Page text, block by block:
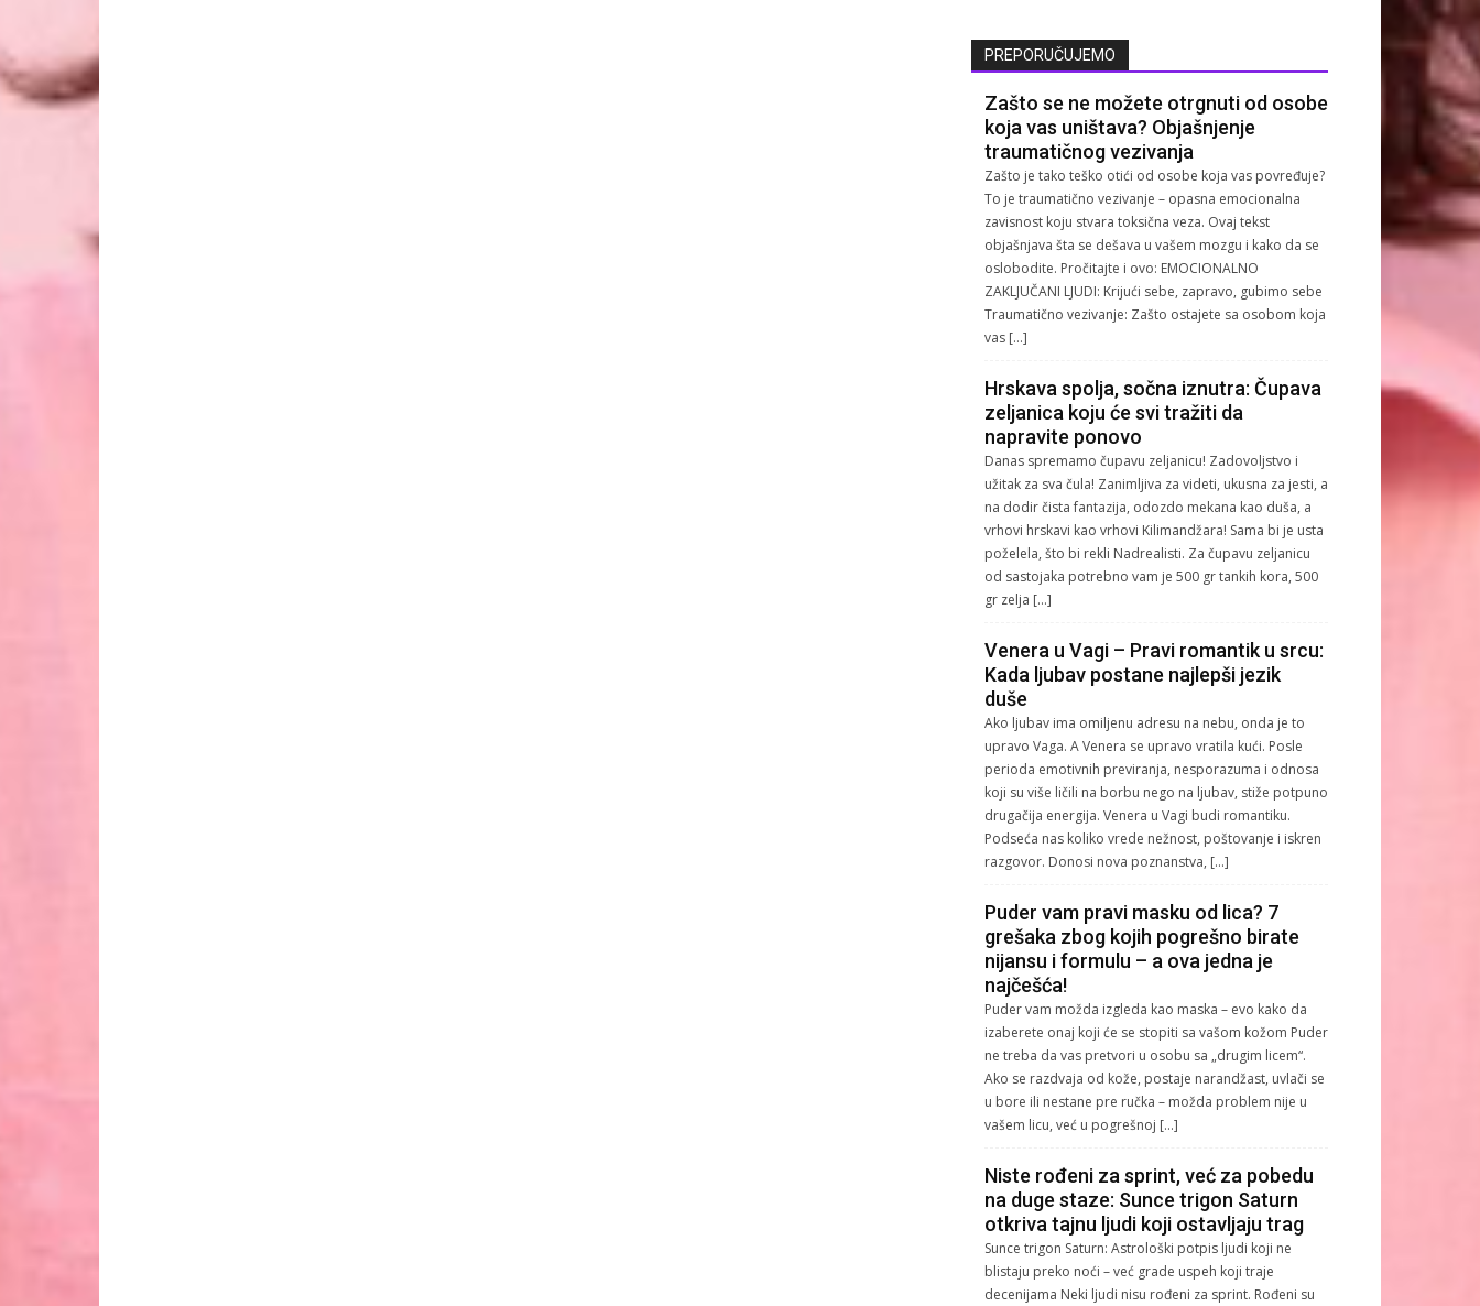
PREPORUČUJEMO
Zašto se ne možete otrgnuti od osobe
koja vas uništava? Objašnjenje
traumatičnog vezivanja
Zašto je tako teško otići od osobe koja vas povređuje?
To je traumatično vezivanje – opasna emocionalna
zavisnost koju stvara toksična veza. Ovaj tekst
objašnjava šta se dešava u vašem mozgu i kako da se
oslobodite. Pročitajte i ovo: EMOCIONALNO
ZAKLJUČANI LJUDI: Krijući sebe, zapravo, gubimo sebe
Traumatično vezivanje: Zašto ostajete sa osobom koja
vas […]
Hrskava spolja, sočna iznutra: Čupava
zeljanica koju će svi tražiti da
napravite ponovo
Danas spremamo čupavu zeljanicu! Zadovoljstvo i
užitak za sva čula! Zanimljiva za videti, ukusna za jesti, a
na dodir čista fantazija, odozdo mekana kao duša, a
vrhovi hrskavi kao vrhovi Kilimandžara! Sama bi je usta
poželela, što bi rekli Nadrealisti. Za čupavu zeljanicu
od sastojaka potrebno vam je 500 gr tankih kora, 500
gr zelja […]
Venera u Vagi – Pravi romantik u srcu:
Kada ljubav postane najlepši jezik
duše
Ako ljubav ima omiljenu adresu na nebu, onda je to
upravo Vaga. A Venera se upravo vratila kući. Posle
perioda emotivnih previranja, nesporazuma i odnosa
koji su više ličili na borbu nego na ljubav, stiže potpuno
drugačija energija. Venera u Vagi budi romantiku.
Podseća nas koliko vrede nežnost, poštovanje i iskren
razgovor. Donosi nova poznanstva, […]
Puder vam pravi masku od lica? 7
grešaka zbog kojih pogrešno birate
nijansu i formulu – a ova jedna je
najčešća!
Puder vam možda izgleda kao maska – evo kako da
izaberete onaj koji će se stopiti sa vašom kožom Puder
ne treba da vas pretvori u osobu sa „drugim licem“.
Ako se razdvaja od kože, postaje narandžast, uvlači se
u bore ili nestane pre ručka – možda problem nije u
vašem licu, već u pogrešnoj […]
Niste rođeni za sprint, već za pobedu
na duge staze: Sunce trigon Saturn
otkriva tajnu ljudi koji ostavljaju trag
Sunce trigon Saturn: Astrološki potpis ljudi koji ne
blistaju preko noći – već grade uspeh koji traje
decenijama Neki ljudi nisu rođeni za sprint. Rođeni su